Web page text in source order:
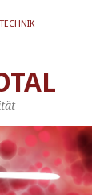
TECHNIK